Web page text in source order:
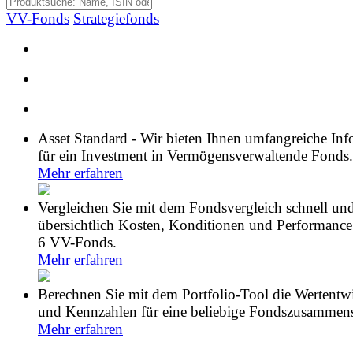
VV-Fonds Strategiefonds
Asset Standard - Wir bieten Ihnen umfangreiche
für ein Investment in Vermögensverwaltende Fonds.
Mehr erfahren
Vergleichen Sie mit dem Fondsvergleich schnell
übersichtlich Kosten, Konditionen und
6 VV-Fonds.
Mehr erfahren
Berechnen Sie mit dem Portfolio-Tool die
und Kennzahlen für eine beliebige
Mehr erfahren